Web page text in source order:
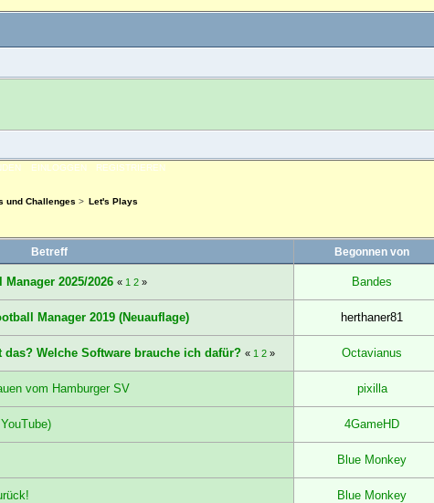
EINLOGGEN REGISTRIEREN
und Challenges > Let's Plays
Betreff
Begonnen von
2025/2026 « 1 2 » Bandes
Manager 2019 (Neuauflage) herthaner81
das? Welche Software brauche ich dafür? « 1 2 » Octavianus
vom Hamburger SV pixilla
4GameHD
Blue Monkey
Blue Monkey